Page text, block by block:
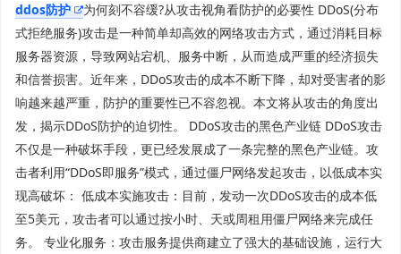
ddos防护
为何刻不容缓?从攻击视角看防护的必要性 DDoS(分布
式拒绝服务)攻击是一种简单却高效的网络攻击方式，通过消耗目标
服务器资源，导致网站宕机、服务中断，从而造成严重的经济损失
和信誉损害。近年来，DDoS攻击的成本不断下降，却对受害者的影
响越来越严重，防护的重要性已不容忽视。本文将从攻击的角度出
发，揭示DDoS防护的迫切性。 DDoS攻击的黑色产业链 DDoS攻击
不仅是一种破坏手段，更已经发展成了一条完整的黑色产业链。攻
击者利用“DDoS即服务”模式，通过僵尸网络发起攻击，以低成本实
现高破坏： 低成本实施攻击：目前，发动一次DDoS攻击的成本低
至5美元，攻击者可以通过按小时、天或周租用僵尸网络来完成任
务。 专业化服务：攻击服务提供商建立了强大的基础设施，运行大